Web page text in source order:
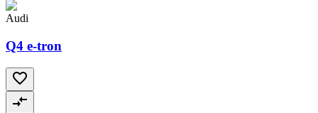
Audi
Q4 e-tron